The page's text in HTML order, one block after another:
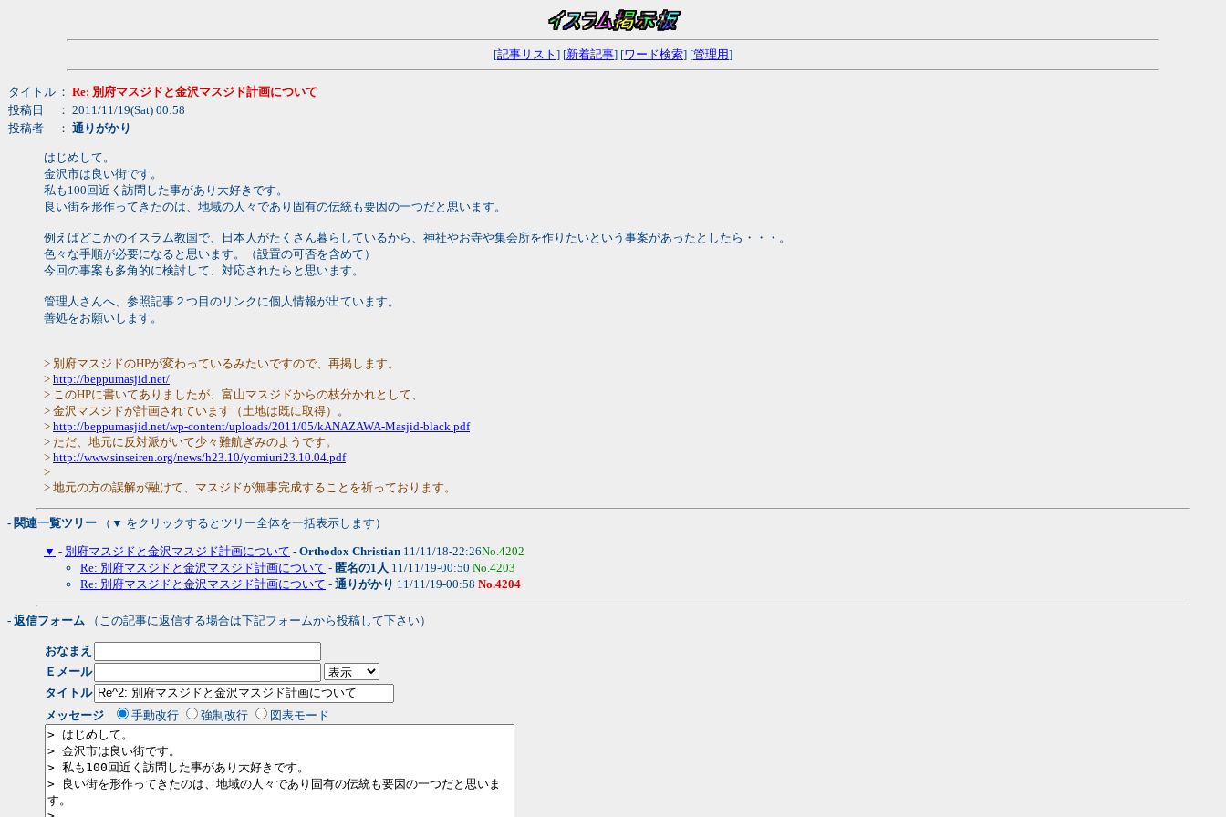
[記事リスト ] [新着記事] [ワード検索] [管理用]
タイトル ： Re: 別府マスジドと金沢マスジド計画について
投稿日
： 2011/11/19(Sat) 00:58
投稿者
： 通りがかり
はじめして。
金沢市は良い街です。
私も100回近く訪問した事があり大好きです。
良い街を形作ってきたのは、地域の人々であり固有の伝統も要因の一つだと思います。
例えばどこかのイスラム教国で、日本人がたくさん暮らしているから、神社やお寺や集会所を作りたいという事案があったとしたら・・・。
色々な手順が必要になると思います。（設置の可否を含めて）
今回の事案も多角的に検討して、対応されたらと思います。
管理人さんへ、参照記事２つ目のリンクに個人情報が出ています。
善処をお願いします。
> 別府マスジドのHPが変わっているみたいですので、再掲します。
> http://beppumasjid.net/
> このHPに書いてありましたが、富山マスジドからの枝分かれとして、
> 金沢マスジドが計画されています（土地は既に取得）。
> http://beppumasjid.net/wp-content/uploads/2011/05/kANAZAWA-Masjid-black.pdf
> ただ、地元に反対派がいて少々難航ぎみのようです。
> http://www.sinseiren.org/news/h23.10/yomiuri23.10.04.pdf
>
> 地元の方の誤解が融けて、マスジドが無事完成することを祈っております。
- 関連一覧ツリー （▼ をクリックするとツリー全体を一括表示します）
▼ - 別府マスジドと金沢マスジド計画について - Orthodox Christian 11/11/18-22:26No.4202
Re: 別府マスジドと金沢マスジド計画について - 匿名の1人 11/11/19-00:50 No.4203
Re: 別府マスジドと金沢マスジド計画について - 通りがかり 11/11/19-00:58 No.4204
- 返信フォーム （この記事に返信する場合は下記フォームから投稿して下さい）
おなまえ
Ｅメール
タイトル
メッセージ
手動改行 強制改行 図表モード